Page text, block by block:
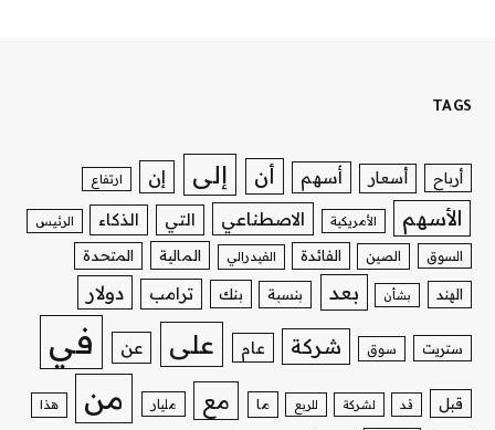
TAGS
أرباح أسعار أسهم أن إلى إن ارتفاع
الأسهم الأمريكية الاصطناعي التي الذكاء الرئيس
السوق الصين الفائدة الفيدرالي المالية المتحدة
الهند بشأن بعد بنسبة بنك ترامب دولار
ستريت سوق شركة عام على عن في
قبل قد لشركة للربع ما مع مليار من هذا